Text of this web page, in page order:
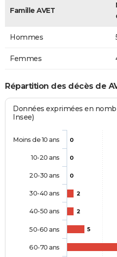
Famille AVET
Hommes
Femmes
Répartition des décès de
Données exprimées en
Insee)
0
0
0
2
2
5
Moins de 10 ans
10-20 ans
20-30 ans
30-40 ans
40-50 ans
50-60 ans
60-70 ans